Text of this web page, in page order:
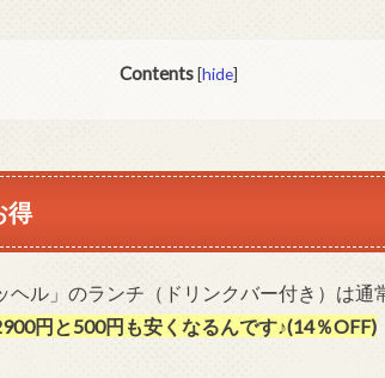
Contents [hide]
得
ル」のランチ（ドリンクバー付き）は通
円と500円も安くなるんです♪(14％OFF)